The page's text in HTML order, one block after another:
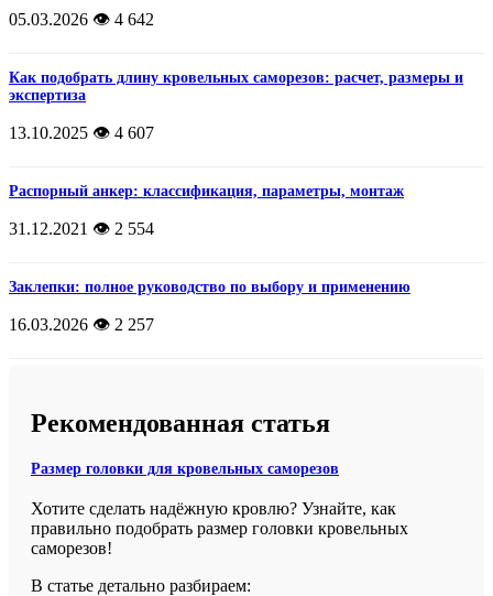
05.03.2026 👁️ 4 642
Как подобрать длину кровельных саморезов: расчет, размеры и
экспертиза
13.10.2025 👁️ 4 607
Распорный анкер: классификация, параметры, монтаж
31.12.2021 👁️ 2 554
Заклепки: полное руководство по выбору и применению
16.03.2026 👁️ 2 257
Рекомендованная статья
Размер головки для кровельных саморезов
Хотите сделать надёжную кровлю? Узнайте, как
правильно подобрать размер головки кровельных
саморезов!
В статье детально разбираем: